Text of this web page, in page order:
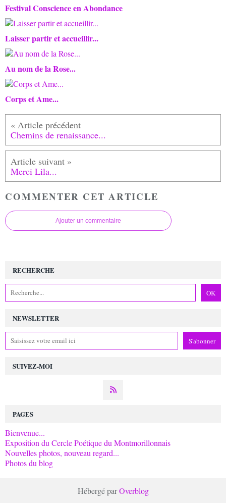
Festival Conscience en Abondance
Laisser partir et accueillir...
Au nom de la Rose...
Corps et Ame...
Chemins de renaissance...
Merci Lila...
COMMENTER CET ARTICLE
Ajouter un commentaire
NEWSLETTER
SUIVEZ-MOI
RECHERCHE
PAGES
Bienvenue...
Exposition du Cercle Poétique du Montmorillonnais
Nouvelles photos, nouveau regard...
Photos du blog
Hébergé parOverblog